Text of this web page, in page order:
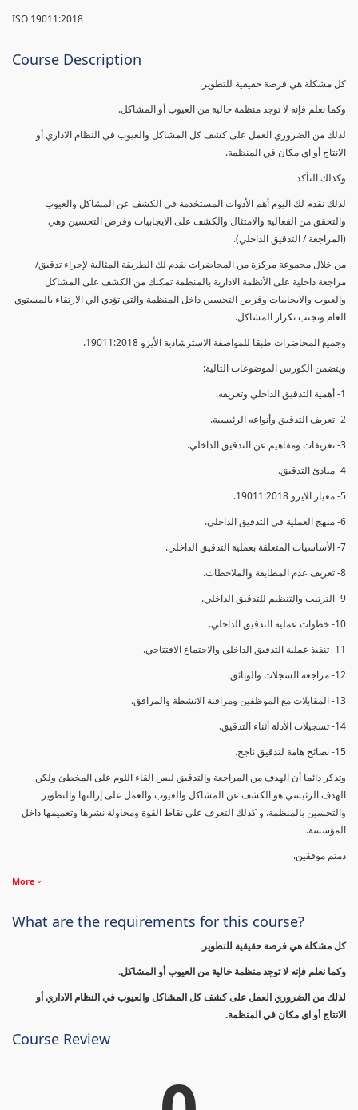
ISO 19011:2018
Course Description
كل مشكلة هي فرصة حقيقية للتطوير.
وكما نعلم فإنه لا توجد منظمة خالية من العيوب أو المشاكل.
لذلك من الضروري العمل على كشف كل المشاكل والعيوب في النظام الاداري أو
الانتاج أو اي مكان في المنظمة.
وكذلك التأكد
لذلك نقدم لك اليوم أهم الأدوات المستخدمة في الكشف عن المشاكل والعيوب
والتحقق من الفعالية والامتثال والكشف على الايجابيات وفرص التحسين وهي
(المراجعة / التدقيق الداخلي).
من خلال مجموعة مركزة من المحاضرات نقدم لك الطريقة المثالية لإجراء تدقيق/
مراجعة داخلية على الأنظمة الادارية بالمنظمة تمكنك من الكشف على المشاكل
والعيوب والايجابيات وفرص التحسين داخل المنظمة والتي تؤدي الي الارتقاء بالمستوي
العام وتجنب تكرار المشاكل.
وجميع المحاضرات طبقا للمواصفة الاسترشادية الأيزو 19011:2018.
ويتضمن الكورس الموضوعات التالية:
1- أهمية التدقيق الداخلي وتعريفه.
2- تعريف التدقيق وأنواعه الرئيسية.
3- تعريفات ومفاهيم عن التدقيق الداخلي.
4- مبادئ التدقيق.
5- معيار الايزو 19011:2018.
6- منهج العملية في التدقيق الداخلي.
7- الأساسيات المتعلقة بعملية التدقيق الداخلي.
8- تعريف عدم المطابقة والملاحظات.
9- الترتيب والتنظيم للتدقيق الداخلي.
10- خطوات عملية التدقيق الداخلي.
11- تنفيذ عملية التدقيق الداخلي والاجتماع الافتتاحي.
12- مراجعة السجلات والوثائق.
13- المقابلات مع الموظفين ومراقبة الانشطة والمرافق.
14- تسجيلات الأدلة أثناء التدقيق.
15- نصائح هامة لتدقيق ناجح.
وتذكر دائما أن الهدف من المراجعة والتدقيق ليس القاء اللوم على المخطئ ولكن
الهدف الرئيسي هو الكشف عن المشاكل والعيوب والعمل على إزالتها والتطوير
والتحسين بالمنظمة. و كذلك التعرف علي نقاط القوة ومحاولة نشرها وتعميمها داخل
المؤسسة.
دمتم موفقين.
More
What are the requirements for this course?
كل مشكلة هي فرصة حقيقية للتطوير.
وكما نعلم فإنه لا توجد منظمة خالية من العيوب أو المشاكل.
لذلك من الضروري العمل على كشف كل المشاكل والعيوب في النظام الاداري أو
الانتاج أو اي مكان في المنظمة.
Course Review